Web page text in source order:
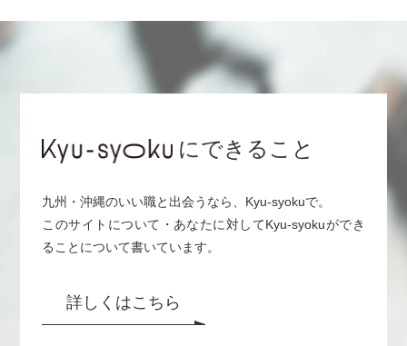
にできること
九州・沖縄のいい職と出会うなら、Kyu-syokuで。
このサイトについて・あなたに対してKyu-syokuができ
ることについて書いています。
詳しくはこちら